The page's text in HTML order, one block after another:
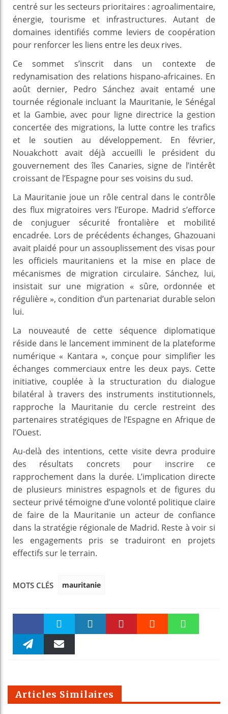
centré sur les secteurs prioritaires : agroalimentaire,
énergie, tourisme et infrastructures. Autant de
domaines identifiés comme leviers de coopération
pour renforcer les liens entre les deux rives.
Ce sommet s’inscrit dans un contexte de
redynamisation des relations hispano-africaines. En
août dernier, Pedro Sánchez avait entamé une
tournée régionale incluant la Mauritanie, le Sénégal
et la Gambie, avec pour ligne directrice la gestion
concertée des migrations, la lutte contre les trafics
et le soutien au développement. En février,
Nouakchott avait déjà accueilli le président du
gouvernement des îles Canaries, signe de l’intérêt
croissant de l’Espagne pour ses voisins du sud.
La Mauritanie joue un rôle central dans le contrôle
des flux migratoires vers l’Europe. Madrid s’efforce
de conjuguer sécurité frontalière et mobilité
encadrée. Lors de précédents échanges, Ghazouani
avait plaidé pour un assouplissement des visas pour
les officiels mauritaniens et la mise en place de
mécanismes de migration circulaire. Sánchez, lui,
insistait sur une migration « sûre, ordonnée et
régulière », condition d’un partenariat durable selon
lui.
La nouveauté de cette séquence diplomatique
réside dans le lancement imminent de la plateforme
numérique « Kantara », conçue pour simplifier les
échanges commerciaux entre les deux pays. Cette
initiative, couplée à la structuration du dialogue
bilatéral à travers des instruments institutionnels,
rapproche la Mauritanie du cercle restreint des
partenaires stratégiques de l’Espagne en Afrique de
l’Ouest.
Au-delà des intentions, cette visite devra produire
des résultats concrets pour inscrire ce
rapprochement dans la durée. L’implication directe
de plusieurs ministres espagnols et de figures du
secteur privé témoigne d’une volonté politique claire
de faire de la Mauritanie un acteur de confiance
dans la stratégie régionale de Madrid. Reste à voir si
les engagements pris se traduiront en projets
effectifs sur le terrain.
MOTS CLÉS mauritanie
Faceboo Twitter
m
Articles Similaires